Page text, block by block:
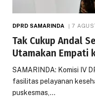
DPRD SAMARINDA 7
Tak Cukup Andal
Utamakan Empati
SAMARINDA: Komisi IV
fasilitas pelayanan
puskesmas,…